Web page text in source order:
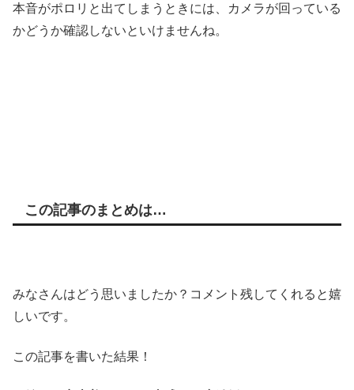
本音がポロリと出てしまうときには、カメラが回っている
かどうか確認しないといけませんね。
この記事のまとめは…
みなさんはどう思いましたか？コメント残してくれると嬉
しいです。
この記事を書いた結果！